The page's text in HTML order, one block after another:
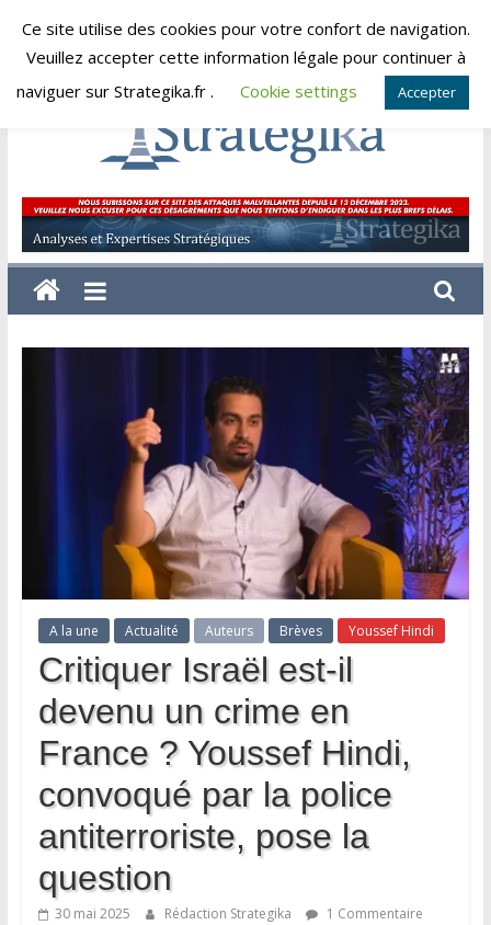
Skip
samedi, août 8, 2026
Strategika
Expertise
et
Analyses
A la une Actualité Auteurs Brèves Youssef Hindi
Critiquer Israël est-il
devenu un crime en
France ? Youssef Hindi,
convoqué par la police
antiterroriste, pose la
question
30 mai 2025 Rédaction Strategika
1 Commentaire
Ce site utilise des cookies pour votre confort de navigation.
Veuillez accepter cette information légale pour continuer à
naviguer sur Strategika.fr .
Cookie settings Accepter